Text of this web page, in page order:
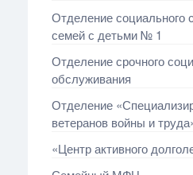
Отделение социального
семей с детьми № 1
Отделение срочного
обслуживания
Отделение
ветеранов войны и
«Центр активного